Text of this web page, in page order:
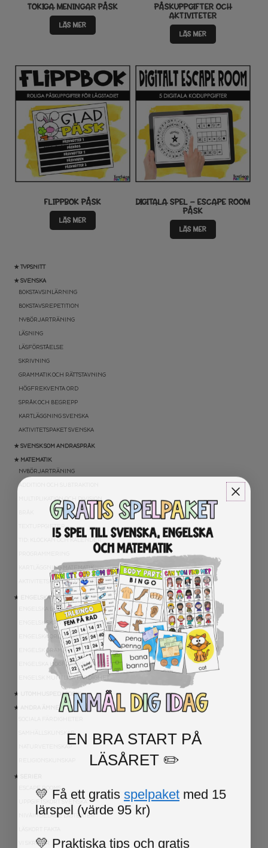
★ TYPSNITT
★ SVENSKA
BOKSTAVSINLÄRNING
BOKSTAVSREPETITION
NYBÖRJARTRÄNING
LÄSNING
LÄSFÖRSTÅELSE
SKRIVNING
GRAMMATIK OCH RÄTTSTAVNING
HÖGFREKVENTA ORD
SPRÅK OCH BEGREPP
KARTLÄGGNING SVENSKA
AKTIVITETSPAKET SVENSKA
★ SVENSK SOM ANDRASPRÅK
★ MATEMATIK
NYBÖRJARTRÄNING
ADDITION OCH SUBTRAKTION
MULTIPLIKATION OCH DIVISION
TEXTUPPGIFTER
TID: KLOCKAN OCH KALENDER
KARTLÄGGNING MATEMATIK
AKTIVITETSPAKET MATEMATIK
★ ENGELSKA
ENGELSKA LÄSNING
ENGELSK SKRIVNING
ENGELSKA ORD- OCH BEGREPP
ENGELSK GRAMATIK
ENGELSKA HÖGFREKVENTA ORD
ENGELSK MUNTLIGA FÄRDIGHET
★ UTOMHUSPEDAGOGIK
★ ANDRA ÄMNEN
SAMHÄLLSKUNSKAP
NATURVETENSKAP
★ SERIER
ESCAPE ROOMS
NIVÅINDELADE LÄSTEXTER
VI SKRIVER
TOKIGA MENINGAR PÅSK
LÄS MER
PÅSKUPPGIFTER OCH
AKTIVITETER
LÄS MER
FLIPPBOK PÅSK
LÄS MER
DIGITALA SPEL – ESCAPE ROOM
PÅSK
LÄS MER
EN BRA START PÅ
LÄSÅRET ✏️
💛 Få ett gratis spelpaket med 15
lärspel (värde 95 kr)
💛 Praktiska tips och gratis